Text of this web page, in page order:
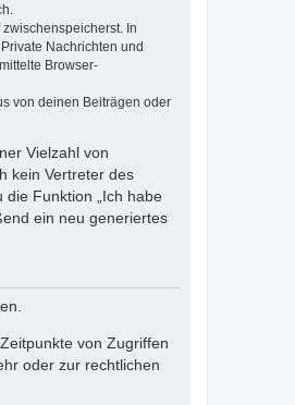
In
Nachrichten und
Browser-
von deinen Beiträgen oder
Vielzahl von
kein Vertreter des
Funktion „Ich habe
ein neu generiertes
von Zugriffen
oder zur rechtlichen